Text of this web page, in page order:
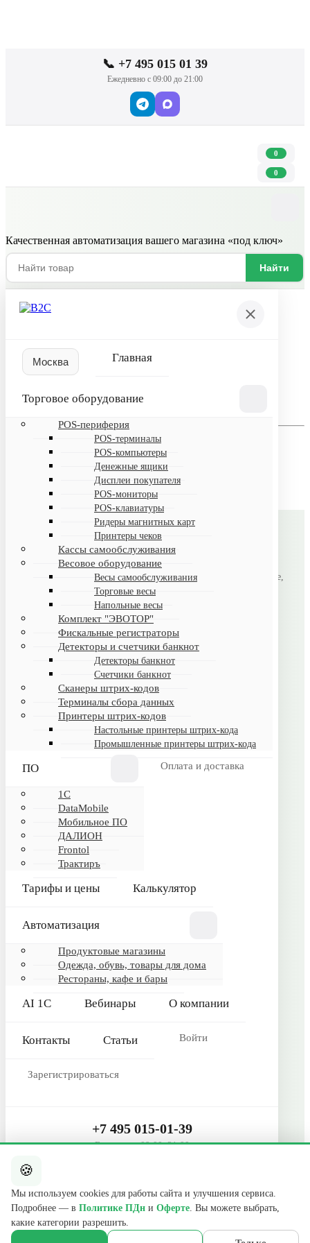
📞 +7 495 015 01 39
Ежедневно с 09:00 до 21:00
0
0
Качественная автоматизация вашего магазина «под ключ»
Найти
Главная
Торговое оборудование
POS-периферия
POS-терминалы
POS-компьютеры
Денежные ящики
Дисплеи покупателя
POS-мониторы
POS-клавиатуры
Ридеры магнитных карт
Принтеры чеков
Кассы самообслуживания
Весовое оборудование
Весы самообслуживания
Торговые весы
Напольные весы
Комплект "ЭВОТОР"
Фискальные регистраторы
Детекторы и счетчики банкнот
Детекторы банкнот
Счетчики банкнот
Сканеры штрих-кодов
Терминалы сбора данных
Принтеры штрих-кодов
Настольные принтеры штрих-кода
Промышленные принтеры штрих-кода
ПО
1C
DataMobile
Мобильное ПО
ДАЛИОН
Frontol
Трактиръ
Оплата и доставка
Тарифы и цены Калькулятор
Автоматизация
Продуктовые магазины
Одежда, обувь, товары для дома
Рестораны, кафе и бары
AI 1С Вебинары О компании
Контакты Статьи Войти
Зарегистрироваться
+7 495 015-01-39
Ежедневно 09:00–21:00
Пожалуйста, авторизуйтесь
Пароль
Запомнить меня на этом компьютере
Забыли свой пароль?
Если вы впервые на сайте, заполните, пожалуйста,
регистрационную форму.
Зарегистрироваться
B2CMSK
Автоматизация магазинов под ключ: торговое оборудование,
лицензионное ПО, настройка и поддержка.
ИНФОРМАЦИЯ
Обртная связь
КАТАЛОГ
Frontol
ДАЛИОН
1С
Калькулятор
Оплата и доставка
Гарантия и сервис
Реквизиты
Сертификаты
КОНТАКТЫ
info@b2cmsk.ru
© 2017–2026 ООО «В2С УПР» · ИНН 5027255140 · ОГРН
1175027020046 · КПП 502701001
🍪
Мы используем cookies для работы сайта и улучшения сервиса.
Подробнее — в Политике ПДн и Оферте. Вы можете выбрать,
какие категории разрешить.